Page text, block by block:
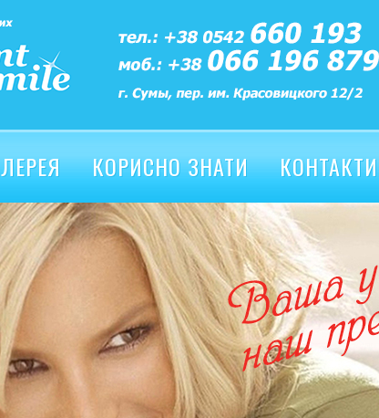
КОРИСНО ЗНАТИ КОНТАКТИ